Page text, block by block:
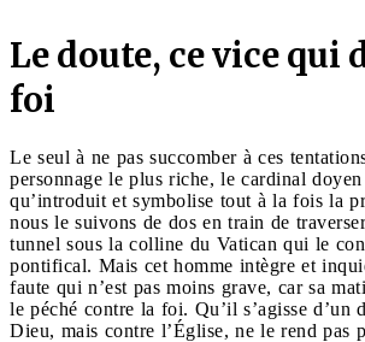
Le doute, ce vice qui
foi
Le seul à ne pas succomber à ces
personnage le plus riche, le cardinal
qu’introduit et symbolise tout à la fois la
nous le suivons de dos en train de
tunnel sous la colline du Vatican qui le
pontifical. Mais cet homme intègre et
faute qui n’est pas moins grave, car sa
le péché contre la foi. Qu’il s’agisse d’un
Dieu, mais contre l’Église, ne le rend pas